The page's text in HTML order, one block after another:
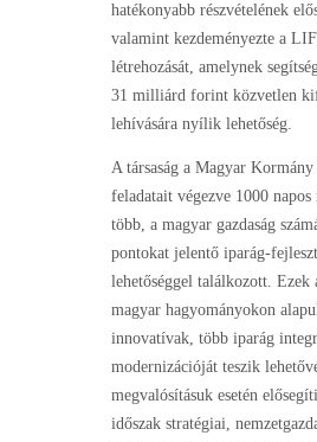
hatékonyabb részvételének
valamint kezdeményezte a
létrehozását, amelynek
31 milliárd forint közvetlen
lehívására nyílik lehetőség.
A társaság a Magyar
feladatait végezve 1000 napos
több, a magyar gazdaság
pontokat jelentő iparág-
lehetőséggel találkozott. Ezek
magyar hagyományokon
innovatívak, több iparág
modernizációját teszik
megvalósításuk esetén
időszak stratégiai,